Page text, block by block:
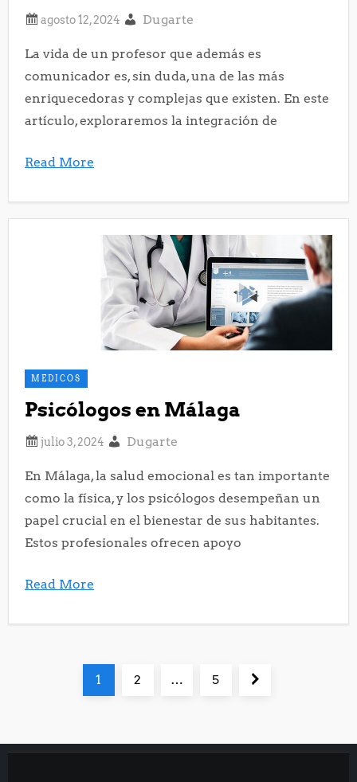
Dugarte
La vida de un profesor que además es
comunicador es, sin duda, una de las más
enriquecedoras y complejas que existen. En este
artículo, exploraremos la integración de
Read More
MEDICOS
Psicólogos en Málaga
Dugarte
En Málaga, la salud emocional es tan importante
como la física, y los psicólogos desempeñan un
papel crucial en el bienestar de sus habitantes.
Estos profesionales ofrecen apoyo
Read More
g
Página
1 Página
2 … Página
5 Página